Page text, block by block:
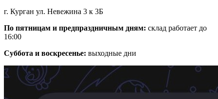
г. Курган ул. Невежина 3 к 3Б
По пятницам и предпраздничным дням: склад работает до
16:00
Суббота и воскресенье: выходные дни